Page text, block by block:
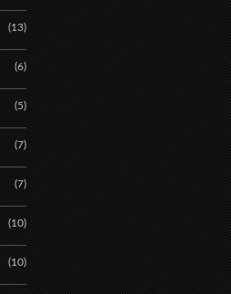
(13)
(6)
(5)
(7)
(7)
(10)
(10)